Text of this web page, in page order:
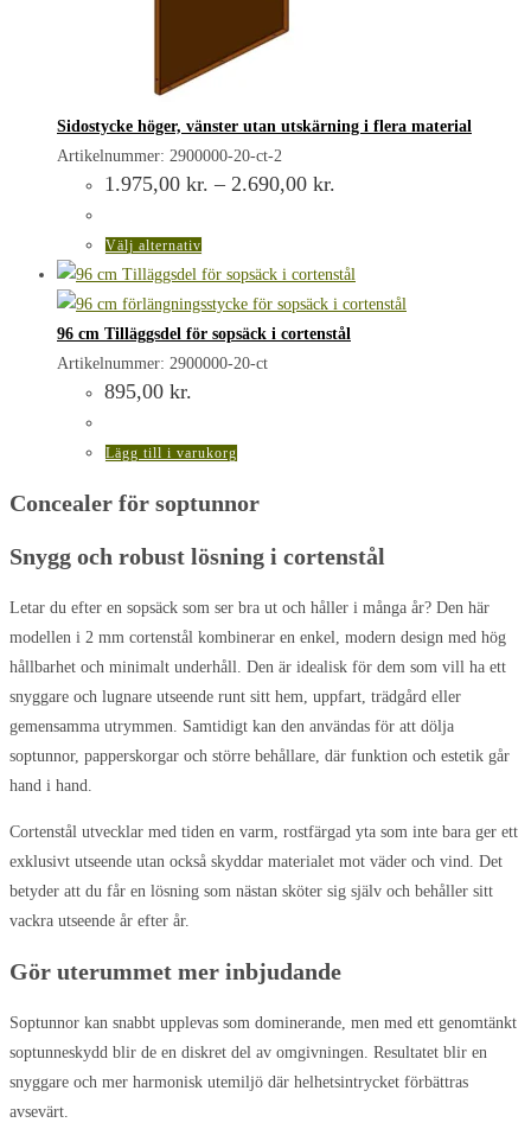
Sidostycke höger, vänster utan utskärning i flera material
Artikelnummer: 2900000-20-ct-2
1.975,00 kr. – 2.690,00 kr.
Välj alternativ
här
produkten
har
flera
olika
kan
på
produktsidan
96 cm Tilläggsdel för sopsäck i cortenstål
Artikelnummer: 2900000-20-ct
895,00 kr.
Lägg till i varukorg
Concealer för soptunnor
Snygg och robust lösning i cortenstål
Letar du efter en sopsäck som ser bra ut och håller i många år? Den här
modellen i 2 mm cortenstål kombinerar en enkel, modern design med hög
hållbarhet och minimalt underhåll. Den är idealisk för dem som vill ha ett
snyggare och lugnare utseende runt sitt hem, uppfart, trädgård eller
gemensamma utrymmen. Samtidigt kan den användas för att dölja
soptunnor, papperskorgar och större behållare, där funktion och estetik går
hand i hand.
Cortenstål utvecklar med tiden en varm, rostfärgad yta som inte bara ger ett
exklusivt utseende utan också skyddar materialet mot väder och vind. Det
betyder att du får en lösning som nästan sköter sig själv och behåller sitt
vackra utseende år efter år.
Gör uterummet mer inbjudande
Soptunnor kan snabbt upplevas som dominerande, men med ett genomtänkt
soptunneskydd blir de en diskret del av omgivningen. Resultatet blir en
snyggare och mer harmonisk utemiljö där helhetsintrycket förbättras
avsevärt.